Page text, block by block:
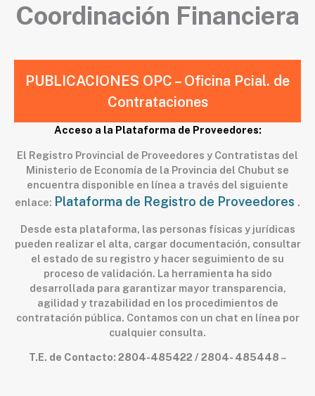
Coordinación Financiera
PUBLICACIONES OPC – Oficina Pcial. de
Contrataciones
Acceso a la Plataforma de Proveedores:
El Registro Provincial de Proveedores y Contratistas del
Ministerio de Economía de la Provincia del Chubut se
encuentra disponible en línea a través del siguiente
enlace: Plataforma de Registro de Proveedores .
Desde esta plataforma, las personas físicas y jurídicas
pueden realizar el alta, cargar documentación, consultar
el estado de su registro y hacer seguimiento de su
proceso de validación. La herramienta ha sido
desarrollada para garantizar mayor transparencia,
agilidad y trazabilidad en los procedimientos de
contratación pública. Contamos con un chat en línea por
cualquier consulta.
T.E. de Contacto: 2804-485422 / 2804- 485448 –